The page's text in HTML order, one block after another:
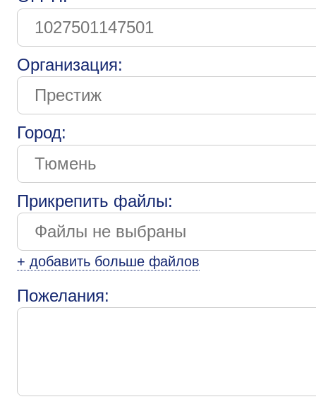
Организация:
Город:
Прикрепить файлы:
+ добавить больше файлов
Пожелания: